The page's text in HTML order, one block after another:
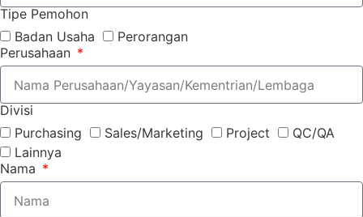
Tipe Pemohon
Badan Usaha
Perorangan
Perusahaan
Divisi
Purchasing
Sales/Marketing Project
QC/QA
Lainnya
Nama